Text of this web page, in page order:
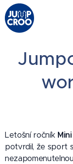
Letošní ročník
potvrdil, že sport